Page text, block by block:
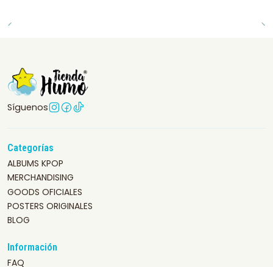
Síguenos
Categorías
ALBUMS KPOP
MERCHANDISING
GOODS OFICIALES
POSTERS ORIGINALES
BLOG
Información
FAQ